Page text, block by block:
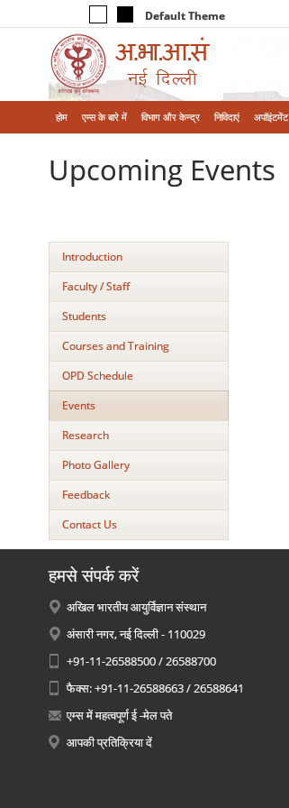
Default Theme
होम एम्‍स के बारे में विभाग और केन्‍द्र निविदाएं अपॉइंटमेंट
Upcoming Events
Introduction
Faculty / Staff
Students
Courses and Training
OPD Schedule
Events
Research
Photo Gallery
Feedback
Contact Us
हमसे संपर्क करें
अखिल भारतीय आयुर्विज्ञान संस्थान
अंसारी नगर, नई दिल्ली - 110029
+91-11-26588500 / 26588700
फैक्स: +91-11-26588663 / 26588641
एम्स में महत्वपूर्ण ई -मेल पते
आपकी प्रतिक्रिया दें